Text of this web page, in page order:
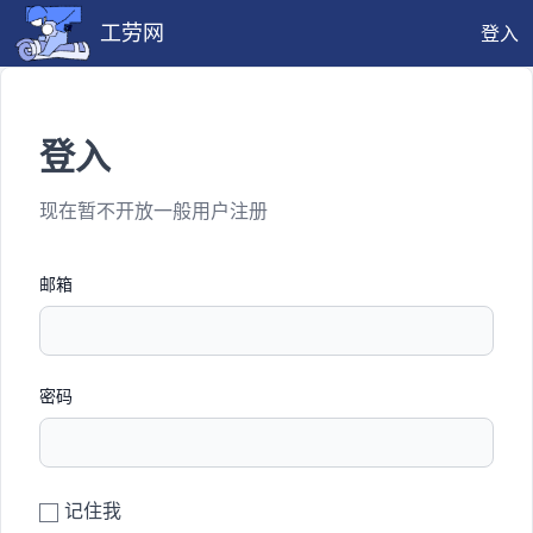
工劳网 登入
登入
现在暂不开放一般用户注册
邮箱
密码
记住我